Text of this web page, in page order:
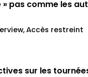
» pas comme les
Accès restreint
sur les